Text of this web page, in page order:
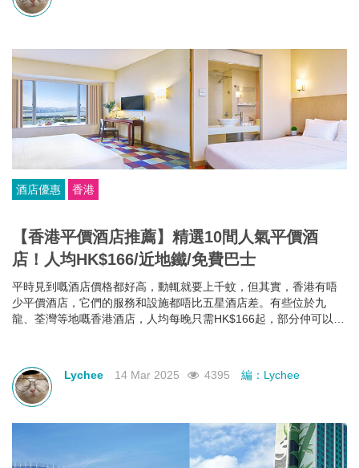
酒店優惠 香港
【香港平價酒店推薦】精選10間人氣平價酒
店！人均HK$166/近地鐵/免費巴士
平時見到嘅酒店價格都好高，動輒就要上千蚊，但其實，香港有唔
少平價酒店，它們的服務和設施都唔比五星酒店差。有些位於九
龍、荃灣等地嘅香港酒店，人均每晚只需HK$166起，部分仲可以欣
Lychee
14 Mar 2025 4395 編：Lychee